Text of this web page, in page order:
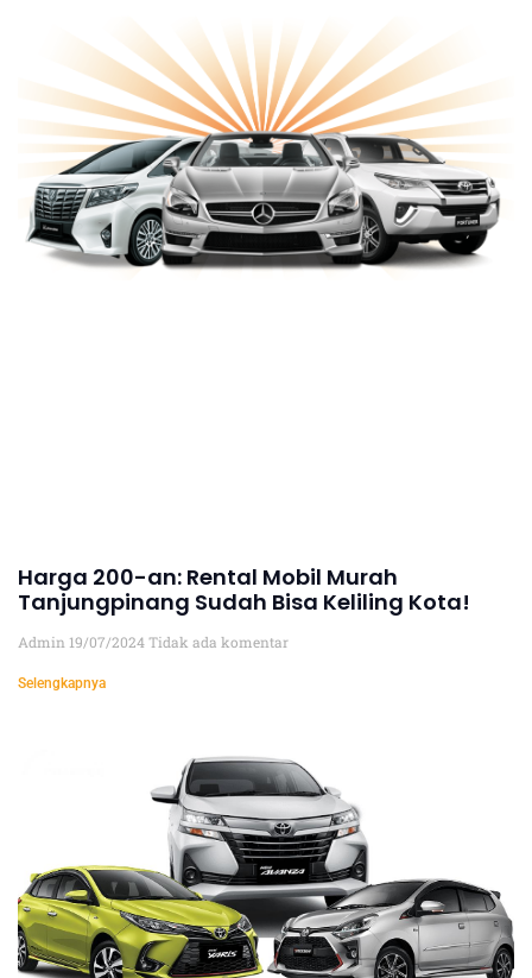
Harga 200-an: Rental Mobil Murah
Tanjungpinang Sudah Bisa Keliling Kota!
Admin 19/07/2024Tidak ada komentar
Selengkapnya